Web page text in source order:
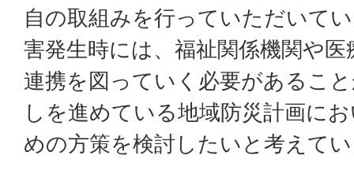
自の取組みを行っていただいて
害発生時には、福祉関係機関や
連携を図っていく必要があるこ
しを進めている地域防災計画に
めの方策を検討したいと考えて